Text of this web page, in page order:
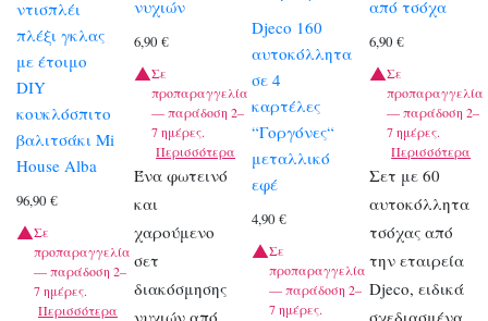
ντισπλέι
πλέξι γκλας
με έτοιμο
DIY
κουκλόσπιτο
βαλιτσάκι Mi
House Alba
96,90 €
Σε
προπαραγγελία
— παράδοση 2–
7 ημέρες.
Περισσότερα
νυχιών
6,90€
Σε
προπαραγγελία
— παράδοση 2–
7 ημέρες.
Περισσότερα
Ένα φωτεινό
και
χαρούμενο
σετ
διακόσμησης
νυχιών από
Djeco 160
αυτοκόλλητα
σε 4
καρτέλες
“Γοργόνες“
μεταλλικό
εφέ
4,90€
Σε
προπαραγγελία
— παράδοση 2–
7 ημέρες.
από τσόχα
6,90€
Σε
προπαραγγελία
— παράδοση 2–
7 ημέρες.
Περισσότερα
Σετ με 60
αυτοκόλλητα
τσόχας από
την εταιρεία
Djeco, ειδικά
σχεδιασμένα